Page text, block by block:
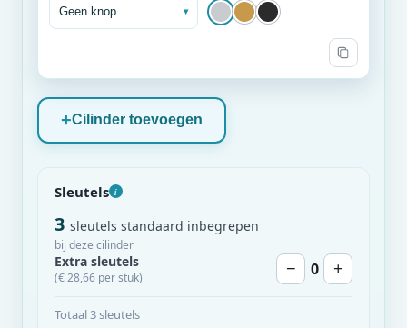
Geen knop ▾
Cilinder toevoegen
Sleutels i
3 sleutels standaard inbegrepen
bij deze cilinder
Extra sleutels
(€ 28,66 per stuk) − 0 +
Totaal 3 sleutels